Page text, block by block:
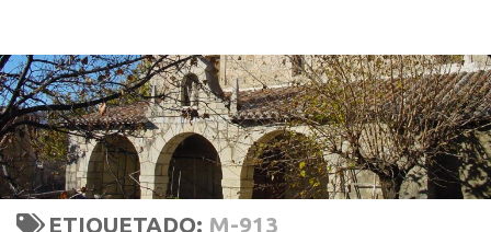
ETIQUETADO: M-913